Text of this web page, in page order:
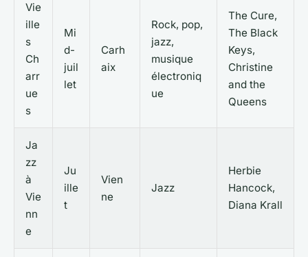
Vie
ille
s
Ch
arr
ue
s
Mi
d-
juil
let
Carh
aix
Rock, pop,
jazz,
musique
électroniq
ue
The Cure,
The Black
Keys,
Christine
and the
Queens
Ja
zz
à
Vie
nn
e
Ju
ille
t
Vien
ne
Jazz
Herbie
Hancock,
Diana Krall